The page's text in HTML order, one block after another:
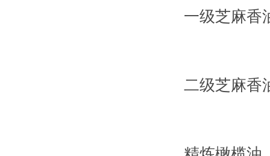
一级芝麻香
二级芝麻香